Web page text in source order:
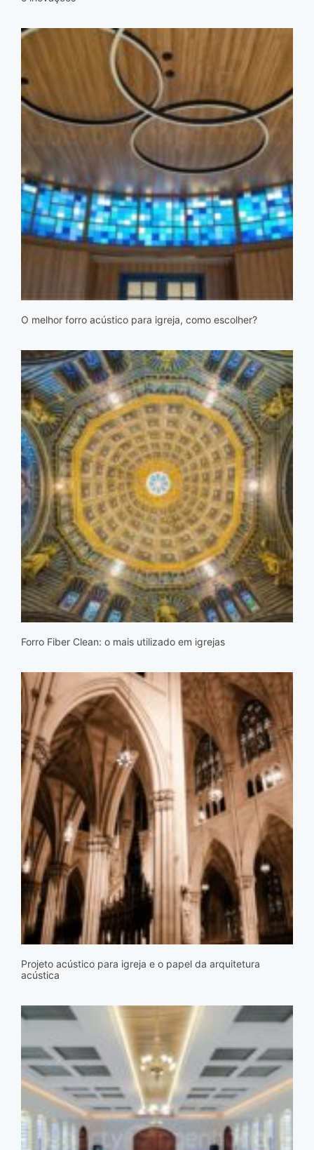
O melhor forro acústico para igreja, como escolher?
Forro Fiber Clean: o mais utilizado em igrejas
Projeto acústico para igreja e o papel da arquitetura
acústica